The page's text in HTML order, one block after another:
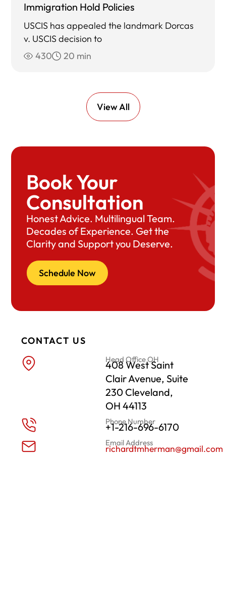
Immigration Hold Policies
USCIS has appealed the landmark Dorcas
v. USCIS decision to
430
20 min
View All
Book Your
Consultation
Honest Advice. Multilingual Team.
Decades of Experience. Get the
Clarity and Support you Deserve.
Schedule Now
CONTACT US
Head Office OH
408 West Saint
Clair Avenue, Suite
230 Cleveland,
OH 44113
Phone Number
+1-216-696-6170
Email Address
richardtmherman@gmail.com